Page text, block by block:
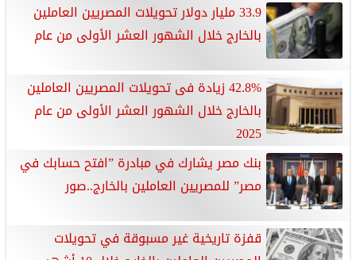
33.9 مليار دولار تحويلات المصريين العاملين
بالخارج خلال الشهور العشر الأولى من عام
42.8% زيادة فى تحويلات المصريين العاملين
بالخارج خلال الشهور العشر الأولى من عام
2025
بنك مصر يشارك في مبادرة ”افتح حسابك في
مصر” للمصريين العاملين بالخارج..صور
قفزة تاريخية غير مسبوقة في تحويلات